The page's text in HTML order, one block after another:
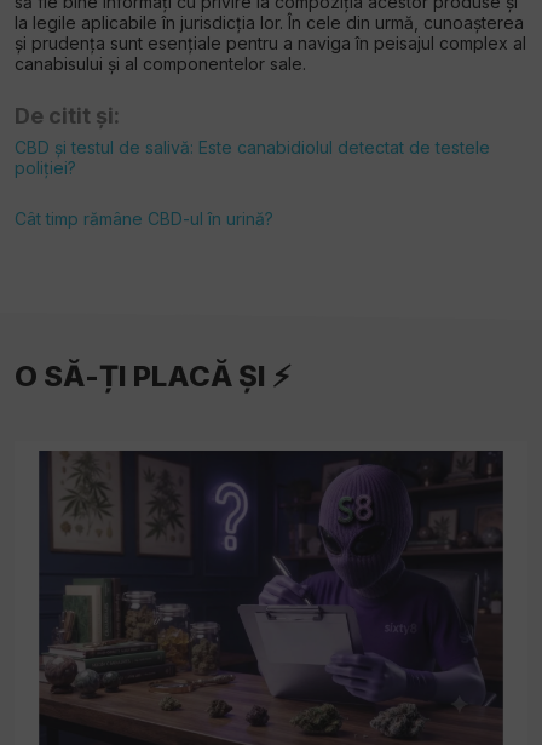
la legile aplicabile în jurisdicția lor. În cele din urmă, cunoașterea
și prudența sunt esențiale pentru a naviga în peisajul complex al
canabisului și al componentelor sale.
De citit și:
CBD și testul de salivă: Este canabidiolul detectat de testele
poliției?
Cât timp rămâne CBD-ul în urină?
O SĂ-ȚI PLACĂ ȘI ⚡